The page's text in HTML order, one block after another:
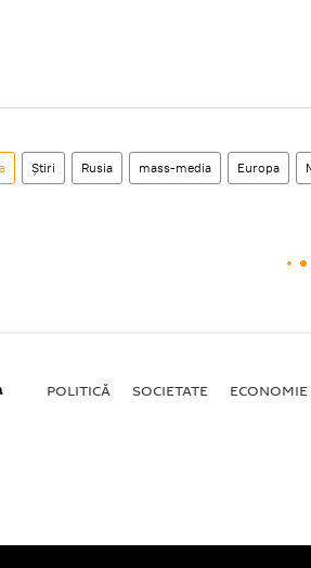
Știri Rusia mass-media Europa
POLITICĂ SOCIETATE ECONOMIE